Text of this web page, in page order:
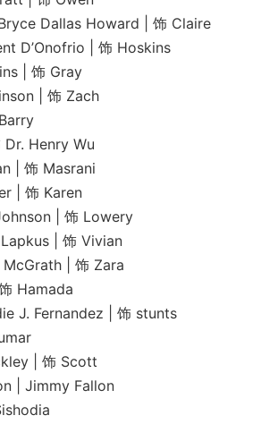
Dallas Howard | 饰 Claire
| 饰 Hoskins
| 饰 Gray
| 饰 Zach
Henry Wu
Masrani
饰 Karen
| 饰 Lowery
| 饰 Vivian
| 饰 Zara
| 饰 stunts
| 饰 Scott
Fallon